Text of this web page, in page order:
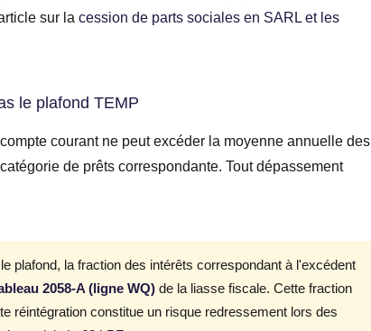
sur lacession de parts sociales en SARL et les
le plafond TEMP
courant ne peut excéder la moyenne annuelle des
de prêts correspondante. Tout dépassement
plafond, la fraction des intérêts correspondant à l'excédent
2058-A (ligne WQ) de la liasse fiscale. Cette fraction
réintégration constitue un risque redressement lors des